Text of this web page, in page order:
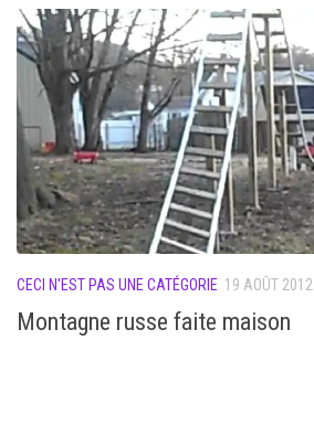
CECI N'EST PAS UNE CATÉGORIE 19 AOÛT 2012
Montagne russe faite maison